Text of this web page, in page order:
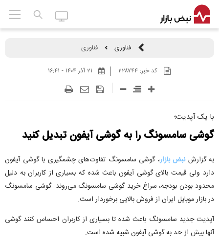
فناوری فناوری
کد خبر: ۲۲۸۷۴۴
با یک آپدیت؛
گوشی سامسونگ را به گوشی آیفون تبدیل کنید
به گزارش نبض بازار، گوشی سامسونگ تفاوت‌های چشمگیری با گوشی آیفون
دارد ولی قیمت بالای گوشی آیفون باعث شده که بسیاری از کاربران به دلیل
محدود بودن بودجه، سراغ خرید گوشی سامسونگ می‌روند. گوشی سامسونگ
در بازار موبایل ایران از فروش بالایی برخوردار است.
آپدیت جدید سامسونگ باعث شده تا بسیاری از کاربران احساس کنند گوشی
آنها بیش از حد به گوشی آیفون شبیه شده است.